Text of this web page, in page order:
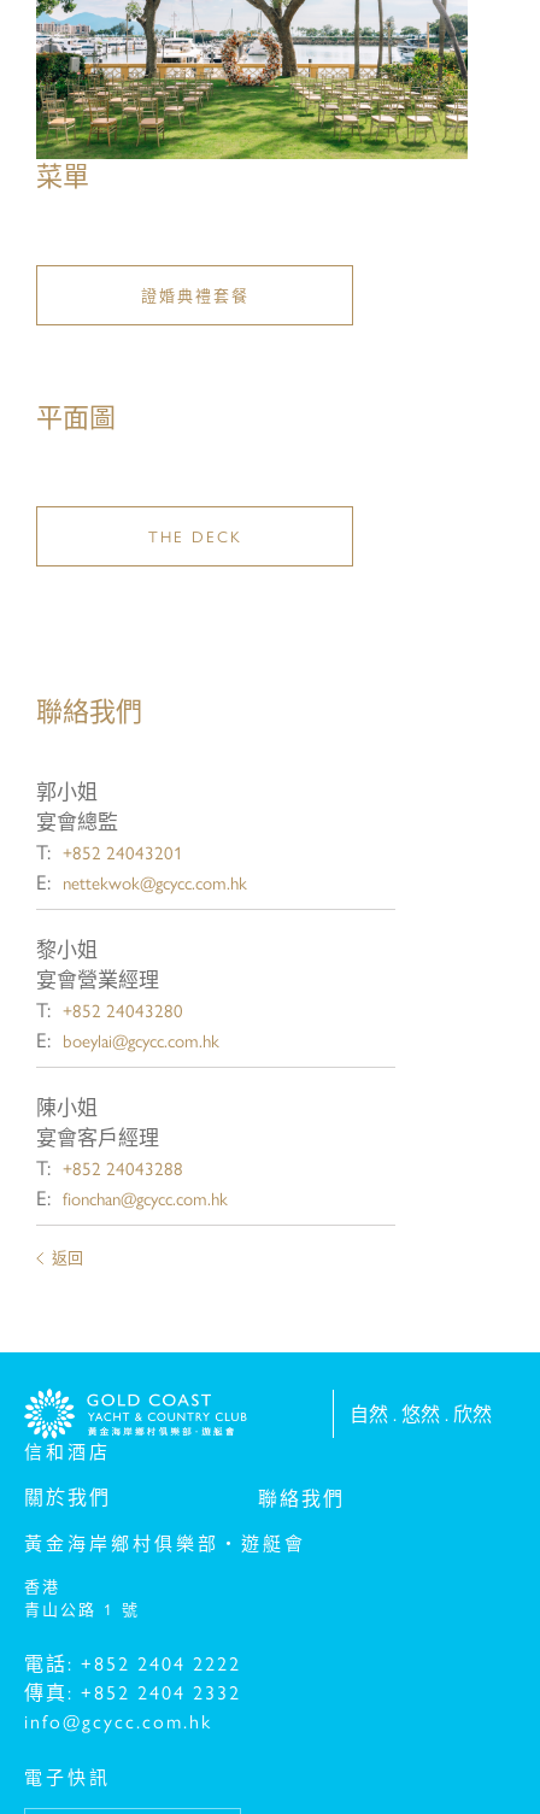
菜單
證婚典禮套餐
平面圖
THE DECK
聯絡我們
郭小姐
宴會總監
T: +852 24043201
E: nettekwok@gcycc.com.hk
黎小姐
宴會營業經理
T: +852 24043280
E: boeylai@gcycc.com.hk
陳小姐
宴會客戶經理
T: +852 24043288
E: fionchan@gcycc.com.hk
返回
自然 . 悠然 . 欣然
信和酒店
關於我們 聯絡我們
黃金海岸鄉村俱樂部‧遊艇會
香港
青山公路 1 號
電話: +852 2404 2222
傳真: +852 2404 2332
info@gcycc.com.hk
電子快訊
電話號碼:
我已閱讀及明白收集個人資料聲明
-